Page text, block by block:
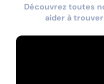
Découvrez toutes
aider à